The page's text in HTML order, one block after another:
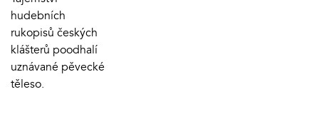
hudebních
rukopisů českých
klášterů poodhalí
uznávané pěvecké
těleso.